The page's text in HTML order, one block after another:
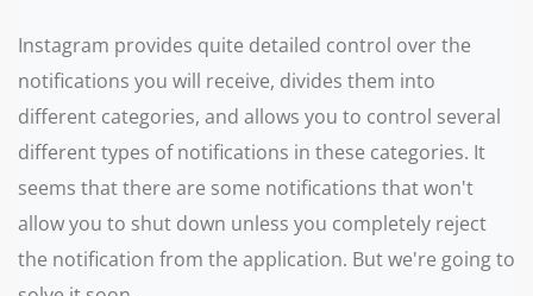
Instagram provides quite detailed control over the
notifications you will receive, divides them into
different categories, and allows you to control several
different types of notifications in these categories. It
seems that there are some notifications that won't
allow you to shut down unless you completely reject
the notification from the application. But we're going to